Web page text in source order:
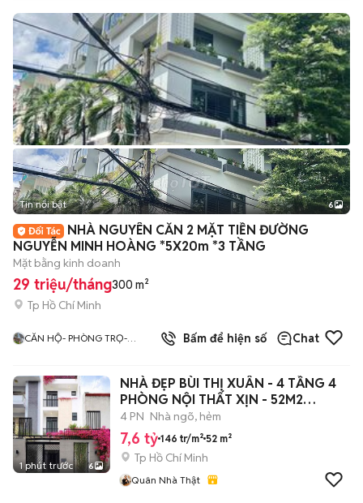
+2
Tin nổi bật 6
NHÀ NGUYÊN CĂN 2 MẶT TIỀN ĐƯỜNG
NGUYỄN MINH HOÀNG *5X20m *3 TẦNG
Mặt bằng kinh doanh
29 triệu/tháng300 m²
Tp Hồ Chí Minh
CĂN HỘ- PHÒNG TRỌ-
4.0
Bấm để hiện số Chat
1 phút trước 6
NHÀ ĐẸP BÙI THỊ XUÂN - 4 TẦNG 4
PHÒNG NỘI THẤT XỊN - 52M2
(4*12.95)
4 PN Nhà ngõ, hẻm
7,6 tỷ 146 tr/m² 52 m²
Tp Hồ Chí Minh
Quân Nhà Thật